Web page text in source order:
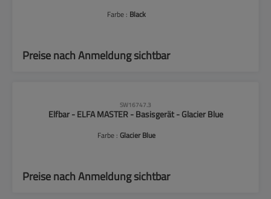
Farbe : Black
Preise nach Anmeldung sichtbar
SW16747.3
Elfbar - ELFA MASTER - Basisgerät - Glacier Blue
Farbe : Glacier Blue
Preise nach Anmeldung sichtbar